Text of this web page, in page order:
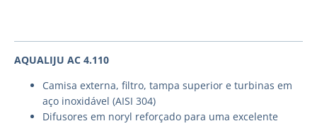
AQUALIJU AC 4.110
Camisa externa, filtro, tampa superior e turbinas em
aço inoxidável (AISI 304)
Difusores em noryl reforçado para uma excelente